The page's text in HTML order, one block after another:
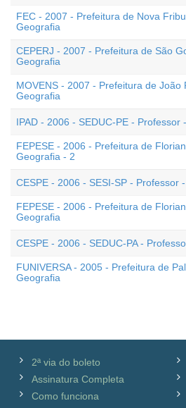
FEC - 2007 - Prefeitura de Nova
Geografia
CEPERJ - 2007 - Prefeitura de São
Geografia
MOVENS - 2007 - Prefeitura de João
Geografia
IPAD - 2006 - SEDUC-PE - Professor
FEPESE - 2006 - Prefeitura de
Geografia - 2
CESPE - 2006 - SESI-SP - Professor
FEPESE - 2006 - Prefeitura de
Geografia
CESPE - 2006 - SEDUC-PA -
FUNIVERSA - 2005 - Prefeitura de
Geografia
2ª via do boleto
Assinatura Completa
Como funciona